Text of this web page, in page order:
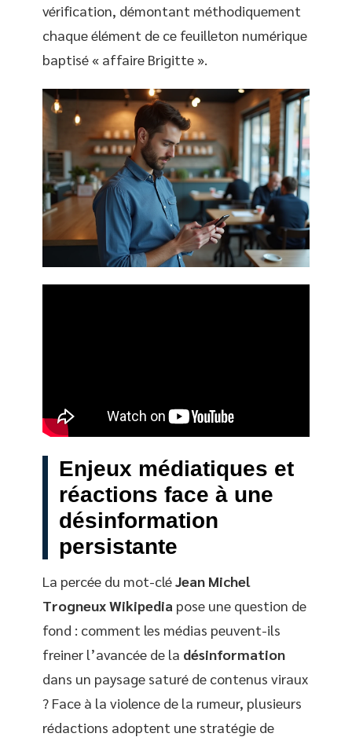
vérification, démontant méthodiquement
chaque élément de ce feuilleton numérique
baptisé « affaire Brigitte ».
Enjeux médiatiques et
réactions face à une
désinformation
persistante
La percée du mot-cléJean Michel
Trogneux Wikipedia pose une question de
fond : comment les médias peuvent-ils
freiner l’avancée de la désinformation
dans un paysage saturé de contenus viraux
? Face à la violence de la rumeur, plusieurs
rédactions adoptent une stratégie de